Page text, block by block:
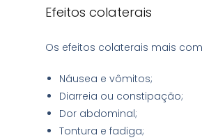
Efeitos colaterais
Os efeitos colaterais mais
Náusea e vômitos;
Diarreia ou constipação;
Dor abdominal;
Tontura e fadiga;